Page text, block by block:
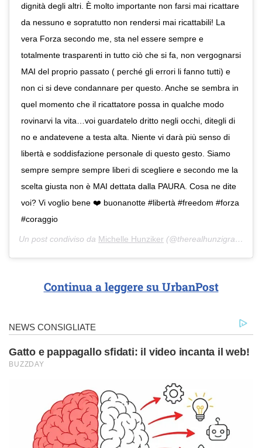
dignità degli altri. È molto importante non farsi mai ricattare
da nessuno e sopratutto non rendersi mai ricattabili! La
vera Forza secondo me, sta nel essere sempre e
totalmente trasparenti in tutto ciò che si fa, non vergognarsi
MAI del proprio passato ( perché gli errori li fanno tutti) e
non ci si deve condannare per questo. Anche se sembra in
quel momento che il ricattatore possa in qualche modo
rovinarvi la vita…voi guardatelo dritto negli occhi, ditegli di
no e andatevene a testa alta. Niente vi darà più senso di
libertà e soddisfazione personale di questo gesto. Siamo
sempre sempre sempre liberi di scegliere e secondo me la
scelta giusta non è MAI dettata dalla PAURA. Cosa ne dite
voi? Vi voglio bene ❤️ buonanotte #libertà #freedom #forza
#coraggio
Un post condiviso da Michelle Hunziker (@therealhunzigram) in data:
Continua a leggere su UrbanPost